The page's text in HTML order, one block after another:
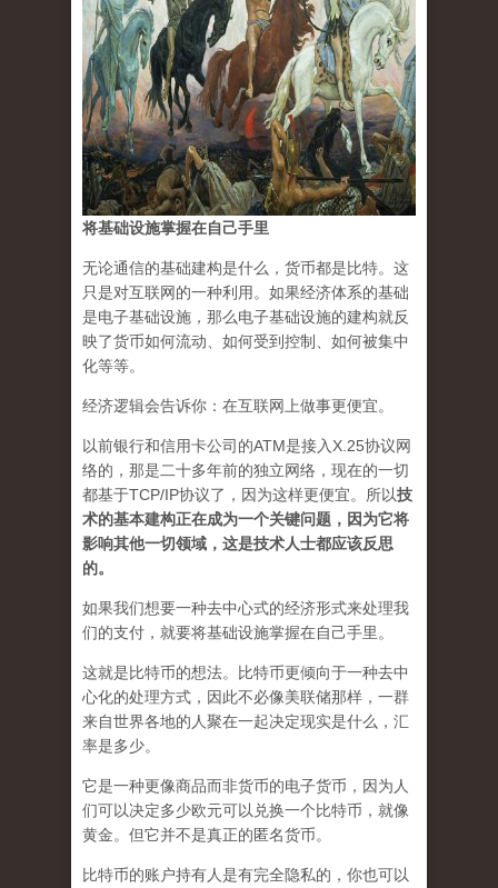
将基础设施掌握在自己手里
无论通信的基础建构是什么，货币都是比特。这
只是对互联网的一种利用。如果经济体系的基础
是电子基础设施，那么电子基础设施的建构就反
映了货币如何流动、如何受到控制、如何被集中
化等等。
经济逻辑会告诉你：在互联网上做事更便宜。
以前银行和信用卡公司的ATM是接入X.25协议网
络的，那是二十多年前的独立网络，现在的一切
都基于TCP/IP协议了，因为这样更便宜。所以技
术的基本建构正在成为一个关键问题，因为它将
影响其他一切领域，这是技术人士都应该反思
的。
如果我们想要一种去中心式的经济形式来处理我
们的支付，就要将基础设施掌握在自己手里。
这就是比特币的想法。比特币更倾向于一种去中
心化的处理方式，因此不必像美联储那样，一群
来自世界各地的人聚在一起决定现实是什么，汇
率是多少。
它是一种更像商品而非货币的电子货币，因为人
们可以决定多少欧元可以兑换一个比特币，就像
黄金。但它并不是真正的匿名货币。
比特币的账户持有人是有完全隐私的，你也可以